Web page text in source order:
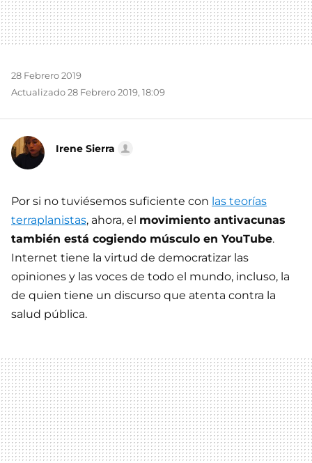
28 Febrero 2019
Actualizado 28 Febrero 2019, 18:09
Irene Sierra
Por si no tuviésemos suficiente con las teorías
terraplanistas, ahora, el movimiento antivacunas
también está cogiendo músculo en YouTube.
Internet tiene la virtud de democratizar las
opiniones y las voces de todo el mundo, incluso, la
de quien tiene un discurso que atenta contra la
salud pública.